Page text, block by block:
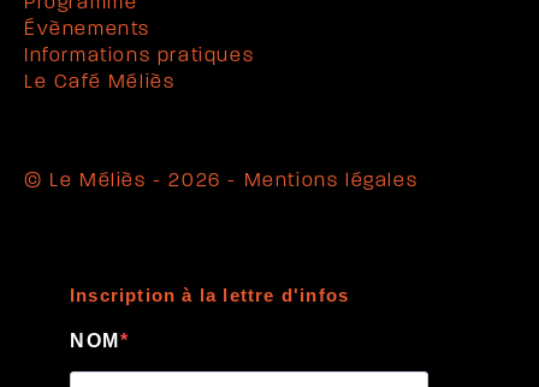
Évènements
Informations pratiques
Le Café Méliès
© Le Méliès - 2026 - Mentions légales
Inscription à la lettre d'infos
NOM